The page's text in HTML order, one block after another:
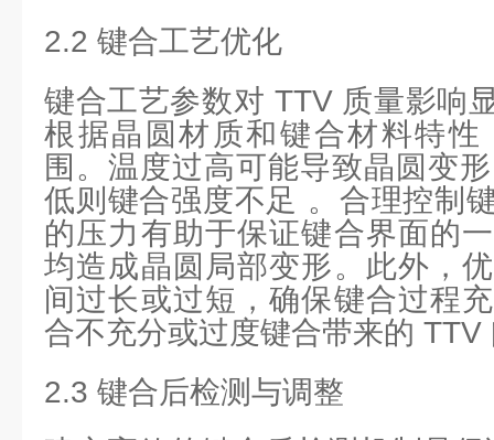
2.2 键合工艺优化
键合工艺参数对 TTV 质量影响
根据晶圆材质和键合材料特性
围。温度过高可能导致晶圆变
低则键合强度不足 。合理控制
的压力有助于保证键合界面的
均造成晶圆局部变形。此外，
间过长或过短，确保键合过程
合不充分或过度键合带来的 TTV
2.3 键合后检测与调整